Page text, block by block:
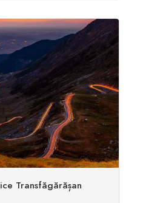
Transfăgărășan